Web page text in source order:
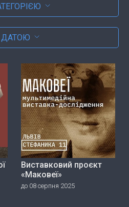
ДАТОЮ
Виставковий проєкт
«Маковеї»
до 08 серпня 2025